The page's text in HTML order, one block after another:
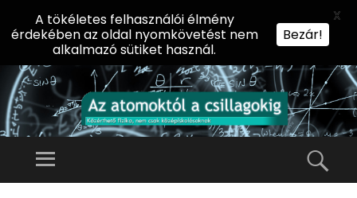
AZ
Előadássorozat
Menü
A tökéletes felhasználói élmény
érdekében az oldal nyomkövetést nem
alkalmazó sütiket használ.
Bezár!
X